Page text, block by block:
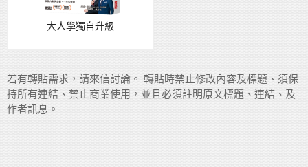
大人學獨自升級
若有轉貼需求，請來信討論。 轉貼時禁止修改內容及標題、須保
持所有連結、禁止商業使用，並且必須註明原文標題、連結、及
作者訊息。